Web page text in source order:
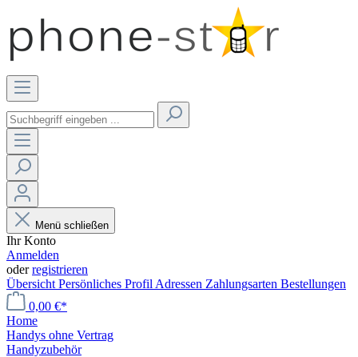
Menü schließen
Ihr Konto
Anmelden
oderregistrieren
Übersicht Persönliches Profil Adressen Zahlungsarten Bestellungen
0,00 €*
Home
Handys ohne Vertrag
Handyzubehör